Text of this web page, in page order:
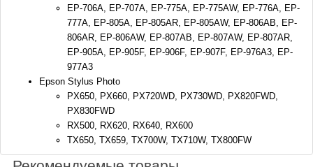
EP-706A, EP-707A, EP-775A, EP-775AW, EP-776A, EP-
777A, EP-805A, EP-805AR, EP-805AW, EP-806AB, EP-
806AR, EP-806AW, EP-807AB, EP-807AW, EP-807AR,
EP-905A, EP-905F, EP-906F, EP-907F, EP-976A3, EP-
977A3
Epson Stylus Photo
PX650, PX660, PX720WD, PX730WD, PX820FWD,
PX830FWD
RX500, RX620, RX640, RX600
TX650, TX659, TX700W, TX710W, TX800FW